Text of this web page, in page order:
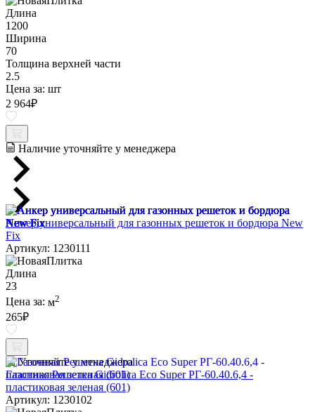
Длина
1200
Ширина
70
Толщина верхней части
2.5
Цена за: шт
2 964₽
Наличие уточняйте у менеджера
Анкер универсальный для газонных решеток и бордюра New
Fix
Артикул: 1230111
Длина
23
Цена за: м2
265₽
Уточняйте у менеджера
Газонная Решетка Gidrolica Eco Super РГ-60.40.6,4 -
пластиковая зеленая (601)
Артикул: 1230102